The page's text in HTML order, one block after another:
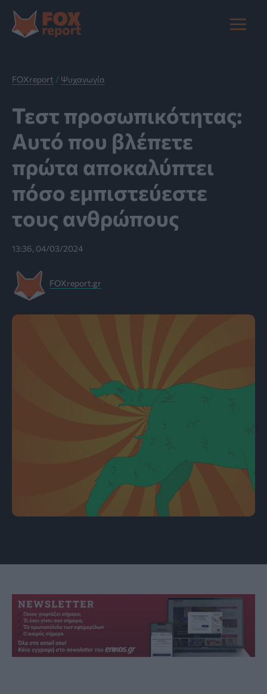
στο
περιεχόμενο
Main
FOXreport / Ψυχαγωγία
Τεστ προσωπικότητας:
Αυτό που βλέπετε
πρώτα αποκαλύπτει
πόσο εμπιστεύεστε
τους ανθρώπους
13:36, 04/03/2024
FOXreport.gr